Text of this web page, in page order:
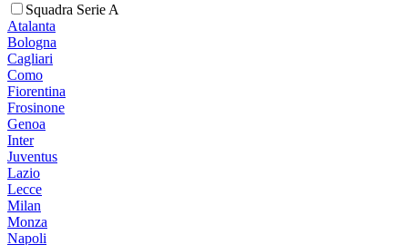
Squadra Serie A
Atalanta
Bologna
Cagliari
Como
Fiorentina
Frosinone
Genoa
Inter
Juventus
Lazio
Lecce
Milan
Monza
Napoli